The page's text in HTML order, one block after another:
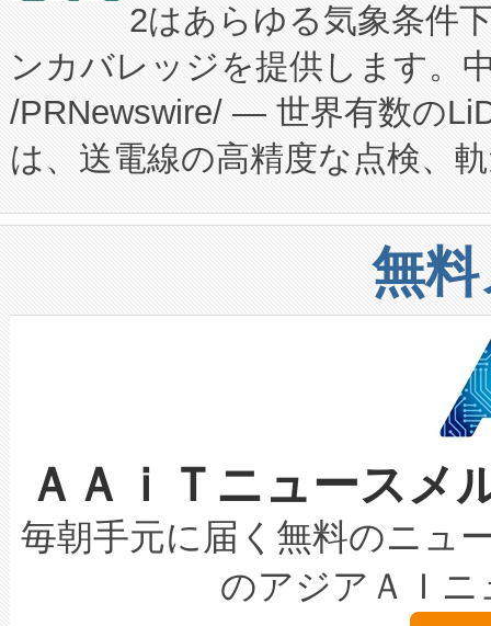
のアクセスを大幅に拡大する
Fully-Connected Continuous
プログラムには、施設設計・
に関する技術移転および知的
構造化トレーニングカリキュ
上げおよび商用化段階におけ
設備整備および立ち上げ調整
加組織は、Enzeneのバイオ
選定された製品について、自
取得できる可能性もあります
設には、3億～4億ドルかか
最高経営責任者（CEO）であ
す。「当社のfully-connected
ードするVoltaiqは、日本にあ
ーエネルギー貯蔵システム（
た。 Voltaiq独自のAI搭載プラ
定、統合、導入、運用に至る
安全性を追跡し、確保する事
増加しているデータセンター
る電力網に大きな負担をかけ
事業者の負担軽減という課題
系統連系を迅速にし、ピーク
限を超えて利用可能な電力容
持できるよう貢献します。こ
ービスレベル契約（SLA）違
テリー性能の劣化によるダウ
2はあらゆる気象条件
ンカバレッジを提供します。
/PRNewswire/ — 世界有数の
は、送電線の高精度な点検、
や穀物倉庫におけるバルク材
リューション「Avia 2」を発
したAvia 2は、1,000メート
狭視野のFOVを切り替えるこ
ケーブル、枝などの細かな対
なレーザースポットにより、
な環境下でも豊かなディテー
キロメートル範囲を検出
LiDAR for Inspections,
は1535 nmレーザーを搭載。
無
ＡＡｉＴニュース
毎朝手元に届く無料のニュ
のアジアＡＩ